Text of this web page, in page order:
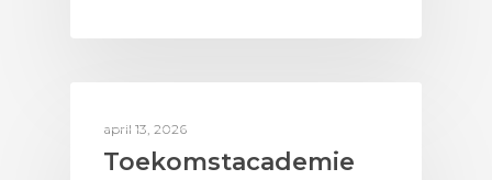
april 13, 2026
Toekomstacademie